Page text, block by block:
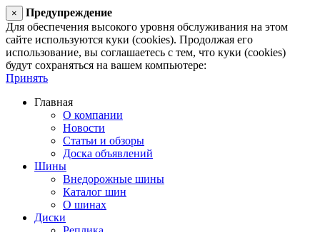
×
Предупреждение
Для обеспечения высокого уровня обслуживания на этом
сайте используются куки (cookies). Продолжая его
использование, вы соглашаетесь с тем, что куки (cookies)
будут сохраняться на вашем компьютере:
Принять
Главная
О компании
Новости
Статьи и обзоры
Доска объявлений
Шины
Внедорожные шины
Каталог шин
О шинах
Диски